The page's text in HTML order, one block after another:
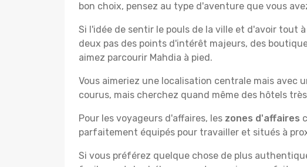
bon choix, pensez au type d'aventure que vous
Si l'idée de sentir le pouls de la ville et d'avoir tout
deux pas des points d'intérêt majeurs, des
aimez parcourir Mahdia à pied.
Vous aimeriez une localisation centrale mais avec
courus, mais cherchez quand même des hôtels
Pour les voyageurs d'affaires, les zones d'affaires
parfaitement équipés pour travailler et situés à
Si vous préférez quelque chose de plus